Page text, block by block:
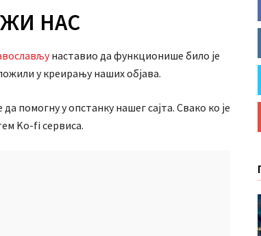
НАС
наставио да функционише било је
у креирању наших објава.
помогну у опстанку нашег сајта. Свако ко је
Ko-fi сервиса.